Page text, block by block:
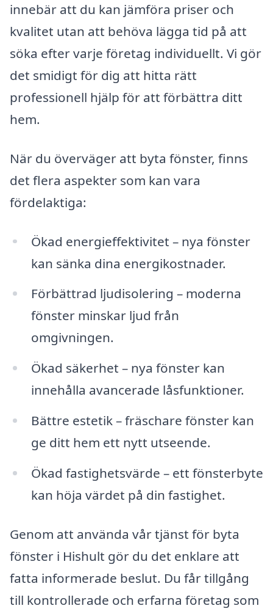
innebär att du kan jämföra priser och
kvalitet utan att behöva lägga tid på att
söka efter varje företag individuellt. Vi gör
det smidigt för dig att hitta rätt
professionell hjälp för att förbättra ditt
hem.
När du överväger att byta fönster, finns
det flera aspekter som kan vara
fördelaktiga:
Ökad energieffektivitet – nya fönster
kan sänka dina energikostnader.
Förbättrad ljudisolering – moderna
fönster minskar ljud från
omgivningen.
Ökad säkerhet – nya fönster kan
innehålla avancerade låsfunktioner.
Bättre estetik – fräschare fönster kan
ge ditt hem ett nytt utseende.
Ökad fastighetsvärde – ett fönsterbyte
kan höja värdet på din fastighet.
Genom att använda vår tjänst för byta
fönster i Hishult gör du det enklare att
fatta informerade beslut. Du får tillgång
till kontrollerade och erfarna företag som